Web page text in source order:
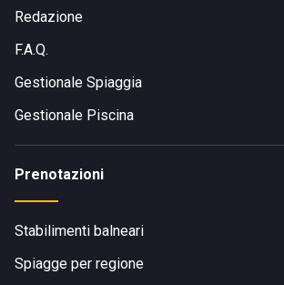
Redazione
F.A.Q.
Gestionale Spiaggia
Gestionale Piscina
Prenotazioni
Stabilimenti balneari
Spiagge per regione